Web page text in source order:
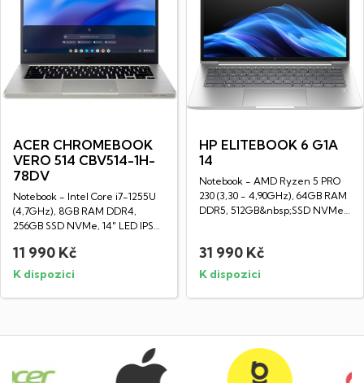
ACER CHROMEBOOK
VERO 514 CBV514-1H-
78DV
Notebook - Intel Core i7-1255U
(4,7GHz), 8GB RAM DDR4,
256GB SSD NVMe, 14" LED IPS
11 990 Kč
K dispozici
HP ELITEBOOK 6 G1A
14
Notebook - AMD Ryzen 5 PRO
230 (3,30 - 4,90GHz), 64GB RAM
DDR5, 512GB&nbsp;SSD NVMe,
31 990 Kč
K dispozici